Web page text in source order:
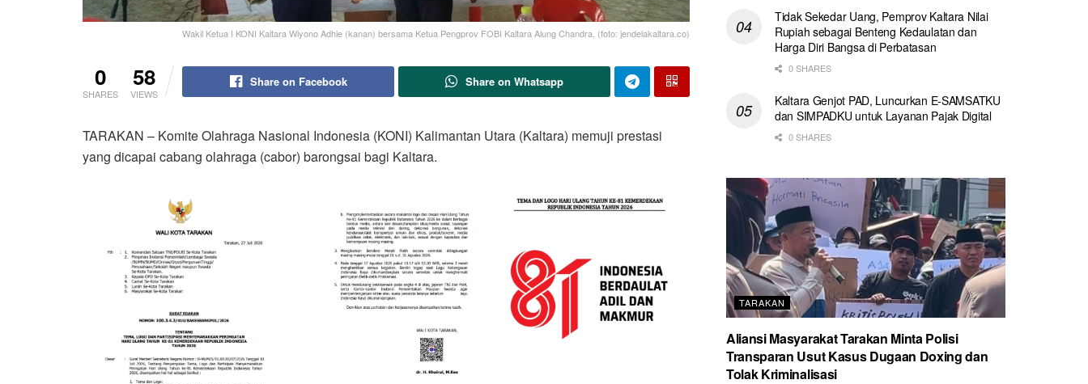
Wakil Ketua I KONI Kaltara Wiyono Adhie (kanan) bersama Ketua Pengprov FOBI Kaltara Alung Chandra. (foto: jendelakaltara.co)
0
SHARES
58
VIEWS
Share on Facebook Share on Whatsapp
TARAKAN – Komite Olahraga Nasional Indonesia (KONI) Kalimantan Utara (Kaltara) memuji prestasi
yang dicapai cabang olahraga (cabor) barongsai bagi Kaltara.
Tidak Sekedar Uang, Pemprov Kaltara Nilai
Rupiah sebagai Benteng Kedaulatan dan
Harga Diri Bangsa di Perbatasan
0 SHARES
Kaltara Genjot PAD, Luncurkan E-SAMSATKU
dan SIMPADKU untuk Layanan Pajak Digital
0 SHARES
TARAKAN
Aliansi Masyarakat Tarakan Minta Polisi
Transparan Usut Kasus Dugaan Doxing dan
Tolak Kriminalisasi